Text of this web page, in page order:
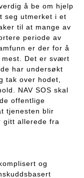
å be om hjelp
seg utmerket i et
til at mange av
periode av
er der for å
mest. Det er svært
har undersøkt
tak over hodet,
NAV SOS skal
offentlige
tjenesten blir
gitt allerede fra
og